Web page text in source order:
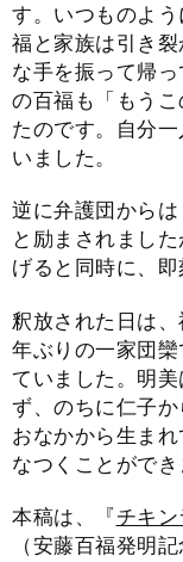
す。いつものよ
福と家族は引き
な手を振って帰
の百福も「もう
たのです。自分
いました。
逆に弁護団からは
と励まされまし
げると同時に、即
釈放された日は
年ぶりの一家団
ていました。明
ず、のちに仁子
おなかから生ま
なつくことができ
本稿は、『 チキ
（安藤百福発明